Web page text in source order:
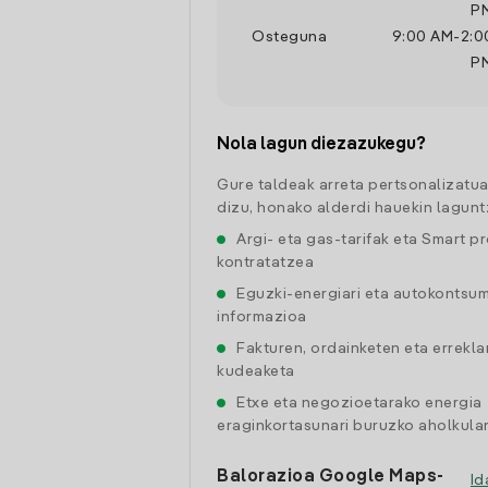
Osteguna
9:00 AM -
Nola lagun diezazukegu?
Gure taldeak arreta
dizu, honako alderdi hauekin
Argi- eta gas-tarifak eta Smart
kontratatzea
Eguzki-energiari eta
informazioa
Fakturen, ordainketen eta
kudeaketa
Etxe eta negozioetarako energia
eraginkortasunari buruzko
Balorazioa Google Maps-